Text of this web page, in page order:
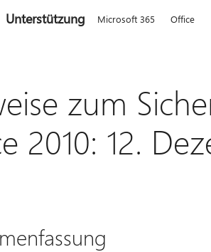
Unterstützung Microsoft 365 Office
zum
2010: 12.